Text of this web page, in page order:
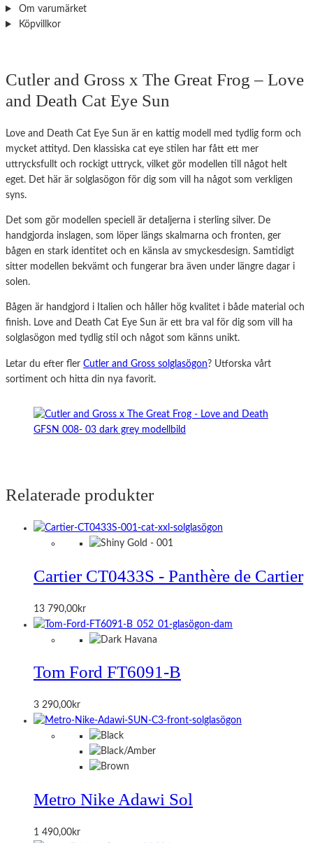
Om varumärket
Köpvillkor
Cutler and Gross x The Great Frog – Love
and Death Cat Eye Sun
Love and Death Cat Eye Sun är en kattig modell med tydlig form och
mycket attityd. Den klassiska cat eye stilen har fått ett mer
uttrycksfullt och rockigt uttryck, vilket gör modellen till något helt
eget. Det här är solglasögon för dig som vill ha något som verkligen
syns.
Det som gör modellen speciell är detaljerna i sterling silver. De
handgjorda inslagen, som löper längs skalmarna och fronten, ger
bågen en stark identitet och en känsla av smyckesdesign. Samtidigt
sitter modellen bekvämt och fungerar bra även under längre dagar i
solen.
Bågen är handgjord i Italien och håller hög kvalitet i både material och
finish. Love and Death Cat Eye Sun är ett bra val för dig som vill ha
solglasögon med tydlig stil och något som känns unikt.
Letar du efter fler Cutler and Gross solglasögon? Utforska vårt
sortiment och hitta din nya favorit.
Relaterade produkter
Cartier CT0433S - Panthère de Cartier
13 790,00kr
Tom Ford FT6091-B
3 290,00kr
Metro Nike Adawi Sol
1 490,00kr